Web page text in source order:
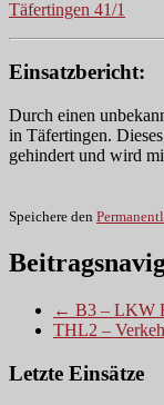
Täfertingen 41/1
Einsatzbericht:
Durch einen
in Täfertingen.
gehindert und wird
Speichere den
← B3 – LKW
THL2 –
Letzte Einsätze